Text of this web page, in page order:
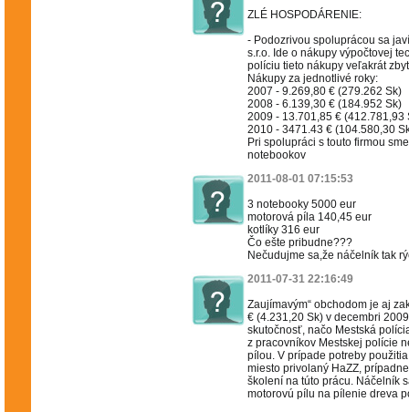
ZLÉ HOSPODÁRENIE:
- Podozrivou spoluprácou sa
s.r.o. Ide o nákupy výpočtovej
políciu tieto nákupy veľakrát
Nákupy za jednotlivé roky:
2007 - 9.269,80 € (279.262 Sk)
2008 - 6.139,30 € (184.952 Sk)
2009 - 13.701,85 € (412.781,93
2010 - 3471.43 € (104.580,30
Pri spolupráci s touto firmou
notebookov
2011-08-01 07:15:53
3 notebooky 5000 eur
motorová píla 140,45 eur
kotlíky 316 eur
Čo ešte pribudne???
Nečudujme sa,že náčelník tak
2011-07-31 22:16:49
Zaujímavým“ obchodom je aj
€ (4.231,20 Sk) v decembri
skutočnosť, načo Mestská
z pracovníkov Mestskej polície
pílou. V prípade potreby
miesto privolaný HaZZ,
školení na túto prácu. Náčelník
motorovú pílu na pílenie dreva